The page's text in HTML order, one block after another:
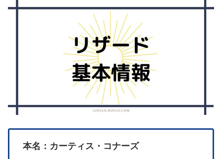
本名：カーティス・コナーズ